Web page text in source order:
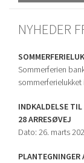
NYHEDER
Sommerferien
sommerferielukket
INDKALDELSE
28 ARRESØVEJ
Dato: 26. marts